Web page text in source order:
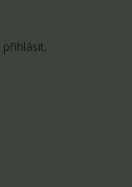
přihlásit.